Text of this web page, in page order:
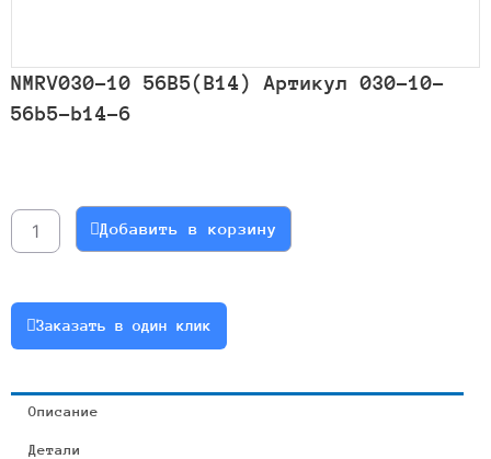
NMRV030-10 56B5(B14) Артикул 030-10-
56b5-b14-6
NMRV030-
10
030-
10-
b14-
Добавить в корзину
Заказать в один клик
Описание
Детали